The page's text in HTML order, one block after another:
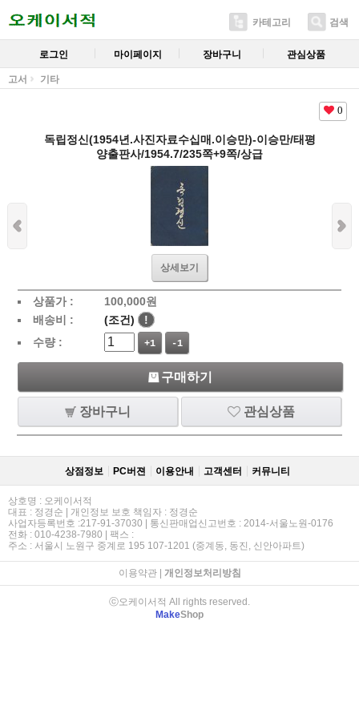
카테고리 검색
로그인 마이페이지 장바구니 관심상품
고서 기타
0
독립정신(1954년.사진자료수십매.이승만)-이승만/태평
양출판사/1954.7/235쪽+9쪽/상급
상세보기
상품가 : 100,000원
배송비 :
(조건)
!
수량 :
+1 -1
구매하기
장바구니 관심상품
상점정보 PC버젼 이용안내 고객센터 커뮤니티
상호명 : 오케이서적
대표 : 정경순 | 개인정보 보호 책임자 : 정경순
사업자등록번호 :217-91-37030 | 통신판매업신고번호 : 2014-서울노원-0176
전화 : 010-4238-7980 | 팩스 :
주소 : 서울시 노원구 중계로 195 107-1201 (중계동, 동진, 신안아파트)
이용약관| 개인정보처리방침
ⓒ오케이서적 All rights reserved.
MakeShop